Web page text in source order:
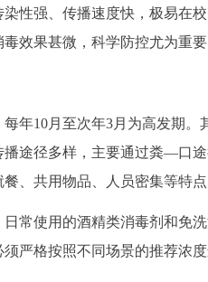
性强、传播速度快，极易在
效果甚微，科学防控尤为重要
年10月至次年3月为高发期
途径多样，主要通过粪—口
、共用物品、人员密集等特
常使用的酒精类消毒剂和免
严格按照不同场景的推荐浓